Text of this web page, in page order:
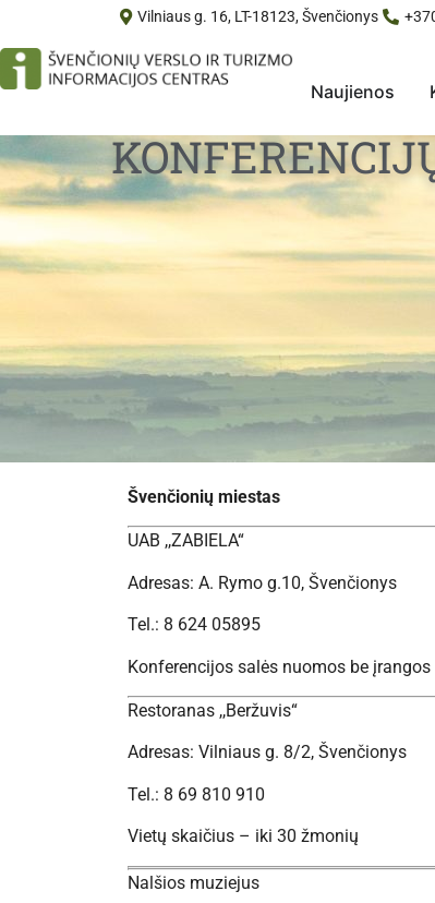
Vilniaus g. 16, LT-18123, Švenčionys
Naujienos
Švenčionių miestas
UAB ,,ZABIELA“
Adresas: A. Rymo g.10, Švenčionys
Tel.: 8 624 05895
Konferencijos salės nuomos be
Restoranas ,,Beržuvis“
Adresas: Vilniaus g. 8/2, Švenčionys
Tel.: 8 69 810 910
Vietų skaičius – iki 30 žmonių
Nalšios muziejus